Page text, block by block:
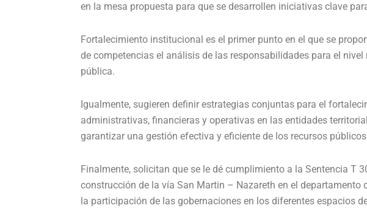
en la mesa propuesta para que se desarrollen iniciativas clave
Fortalecimiento institucional es el primer punto en el que se
de competencias el análisis de las responsabilidades para el
pública.
Igualmente, sugieren definir estrategias conjuntas para el
administrativas, financieras y operativas en las entidades
garantizar una gestión efectiva y eficiente de los recursos
Finalmente, solicitan que se le dé cumplimiento a la Sentencia T
construcción de la vía San Martin – Nazareth en el departamento
la participación de las gobernaciones en los diferentes espacios